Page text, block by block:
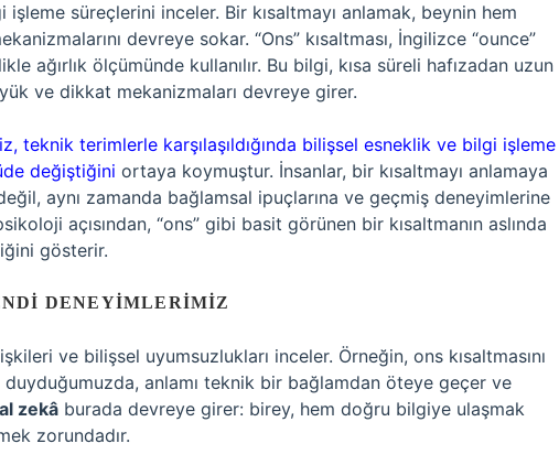
süreçlerini inceler. Bir kısaltmayı anlamak, beynin hem
devreye sokar. “Ons” kısaltması, İngilizce “ounce”
ağırlık ölçümünde kullanılır. Bu bilgi, kısa süreli hafızadan uzun
ve dikkat mekanizmaları devreye girer.
teknik terimlerle karşılaşıldığında bilişsel esneklik ve bilgi işleme
değiştiğini ortaya koymuştur. İnsanlar, bir kısaltmayı anlamaya
aynı zamanda bağlamsal ipuçlarına ve geçmiş deneyimlerine
açısından, “ons” gibi basit görünen bir kısaltmanın aslında
gösterir.
DENEYIMLERIMIZ
ve bilişsel uyumsuzlukları inceler. Örneğin, ons kısaltmasını
duyduğumuzda, anlamı teknik bir bağlamdan öteye geçer ve
zekâ burada devreye girer: birey, hem doğru bilgiye ulaşmak
zorundadır.